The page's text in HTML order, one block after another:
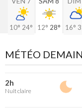
10° 24° 12° 28° 16°
MÉTÉO DEMAIN
2h
Nuit claire